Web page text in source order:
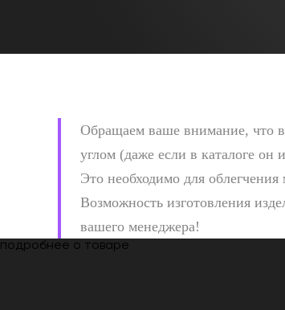
Обращаем ваше внимание, что
углом (даже если в каталоге он
Это необходимо для облегчения
Возможность изготовления
вашего менеджера!
подробнее о товаре